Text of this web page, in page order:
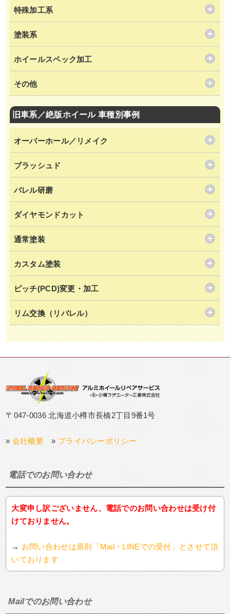
特殊加工系
塗装系
ホイールスペック加工
その他
旧車系／絶版ホイール 車種別事例
オーバーホール／リメイク
ブラッシュド
バレル研磨
ダイヤモンドカット
通常塗装
カスタム塗装
ピッチ(PCD)変更・加工
リム交換（リバレル）
〒047-0036 北海道小樽市長橋2丁目9番1号
» 会社概要 » プライバシーポリシー
電話でのお問い合わせ
大変申し訳ございません、電話でのお問い合わせは受け付
けておりません。
→ お問い合わせは原則「Mail・LINEでの受付」とさせて頂
いております
Mailでのお問い合わせ